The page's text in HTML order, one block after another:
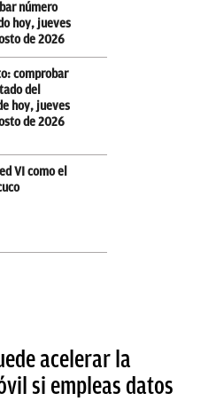
número
hoy, jueves
de 2026
comprobar
del
hoy, jueves
de 2026
VI como el
acelerar la
si empleas datos